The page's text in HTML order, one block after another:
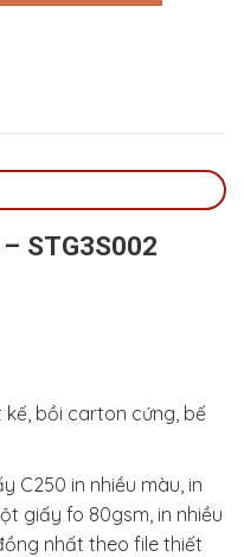
STG3S002
kế, bồi carton cứng, bế
C250 in nhiều màu, in
giấy fo 80gsm, in nhiều
nhất theo file thiết